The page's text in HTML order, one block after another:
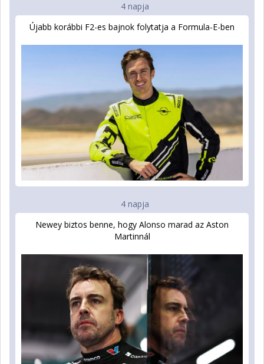
4 napja
Újabb korábbi F2-es bajnok folytatja a Formula-E-ben
4 napja
Newey biztos benne, hogy Alonso marad az Aston
Martinnál